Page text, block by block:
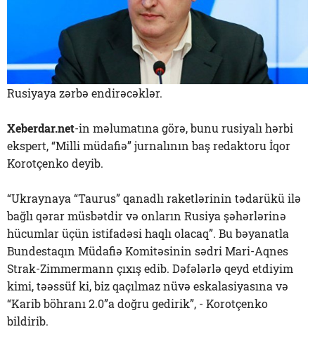
Rusiyaya zərbə endirəcəklər.
Xeberdar.net-in məlumatına görə, bunu rusiyalı hərbi
ekspert, “Milli müdafiə” jurnalının baş redaktoru İqor
Korotçenko deyib.
“Ukraynaya “Taurus” qanadlı raketlərinin tədarükü ilə
bağlı qərar müsbətdir və onların Rusiya şəhərlərinə
hücumlar üçün istifadəsi haqlı olacaq”. Bu bəyanatla
Bundestaqın Müdafiə Komitəsinin sədri Mari-Aqnes
Strak-Zimmermann çıxış edib. Dəfələrlə qeyd etdiyim
kimi, təəssüf ki, biz qaçılmaz nüvə eskalasiyasına və
“Karib böhranı 2.0”a doğru gedirik”, - Korotçenko
bildirib.